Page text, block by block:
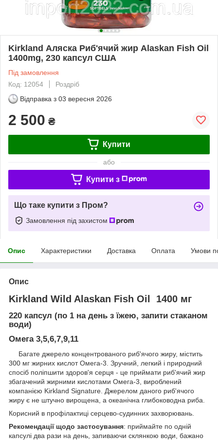
Kirkland Аляска Риб'ячий жир Alaskan Fish Oil
1400mg, 230 капсул США
Під замовлення
Код: 12054
Роздріб
Відправка з 03 вересня 2026
2 500 ₴
Купити
або
Купити з
Що таке купити з Пром?
Замовлення під захистом
Опис Характеристики Доставка Оплата Умови
Опис
Kirkland Wild Alaskan Fish Oil 1400 мг
220 капсул (по 1 на день з їжею, запити стаканом
води)
Омега 3,5,6,7,9,11
Багате джерело концентрованого риб'ячого жиру, містить
300 мг жирних кислот Омега-3. Зручний, легкий і природний
спосіб поліпшити здоров'я серця - це приймати риб'ячий жир
збагачений жирними кислотами Омега-3, вироблений
компанією Kirkland Signature. Джерелом даного риб'ячого
жиру є не штучно вирощена, а океанічна глибоководна риба.
Корисний в профілактиці серцево-судинних захворювань.
Рекомендації щодо застосування: приймайте по одній
капсулі два рази на день, запиваючи склянкою води, бажано